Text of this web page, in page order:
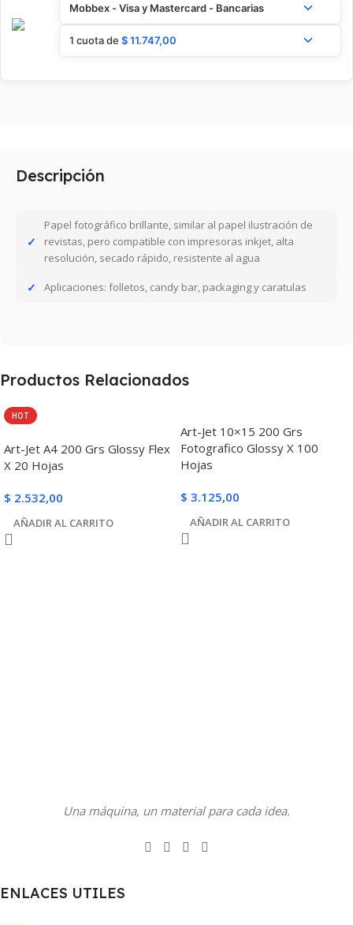
Mobbex - Visa y Mastercard - Bancarias
1 cuota de $11.747,00
Descripción
Papel fotográfico brillante, similar al papel ilustración de
revistas, pero compatible con impresoras inkjet, alta
resolución, secado rápido, resistente al agua
Aplicaciones: folletos, candy bar, packaging y caratulas
Productos Relacionados
HOT
Art-Jet A4 200 Grs Glossy Flex
X 20 Hojas
$ 2.532,00
AÑADIR AL CARRITO
Art-Jet 10×15 200 Grs
Fotografico Glossy X 100
Hojas
$ 3.125,00
AÑADIR AL CARRITO
Una máquina, un material para cada idea.
ENLACES UTILES